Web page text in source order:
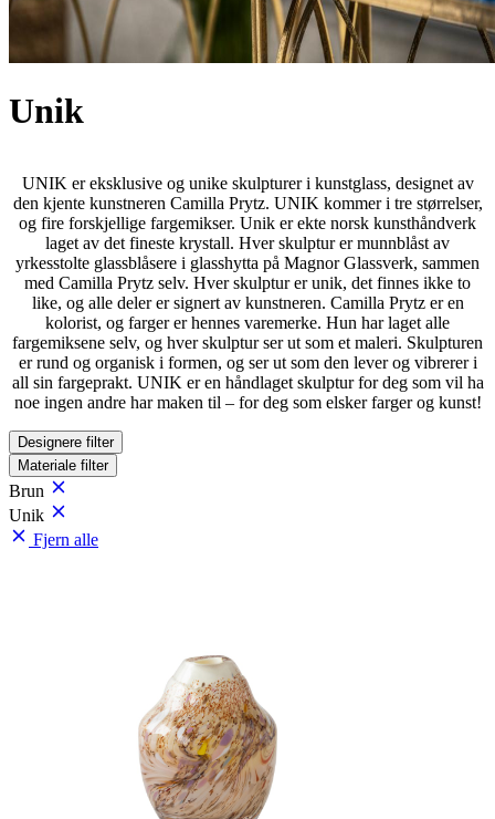
Unik
UNIK er eksklusive og unike skulpturer i kunstglass, designet av
den kjente kunstneren Camilla Prytz. UNIK kommer i tre størrelser,
og fire forskjellige fargemikser. Unik er ekte norsk kunsthåndverk
laget av det fineste krystall. Hver skulptur er munnblåst av
yrkesstolte glassblåsere i glasshytta på Magnor Glassverk, sammen
med Camilla Prytz selv. Hver skulptur er unik, det finnes ikke to
like, og alle deler er signert av kunstneren. Camilla Prytz er en
kolorist, og farger er hennes varemerke. Hun har laget alle
fargemiksene selv, og hver skulptur ser ut som et maleri. Skulpturen
er rund og organisk i formen, og ser ut som den lever og vibrerer i
all sin fargeprakt. UNIK er en håndlaget skulptur for deg som vil ha
noe ingen andre har maken til – for deg som elsker farger og kunst!
Designere filter
Materiale filter
Brun
Unik
Fjern alle